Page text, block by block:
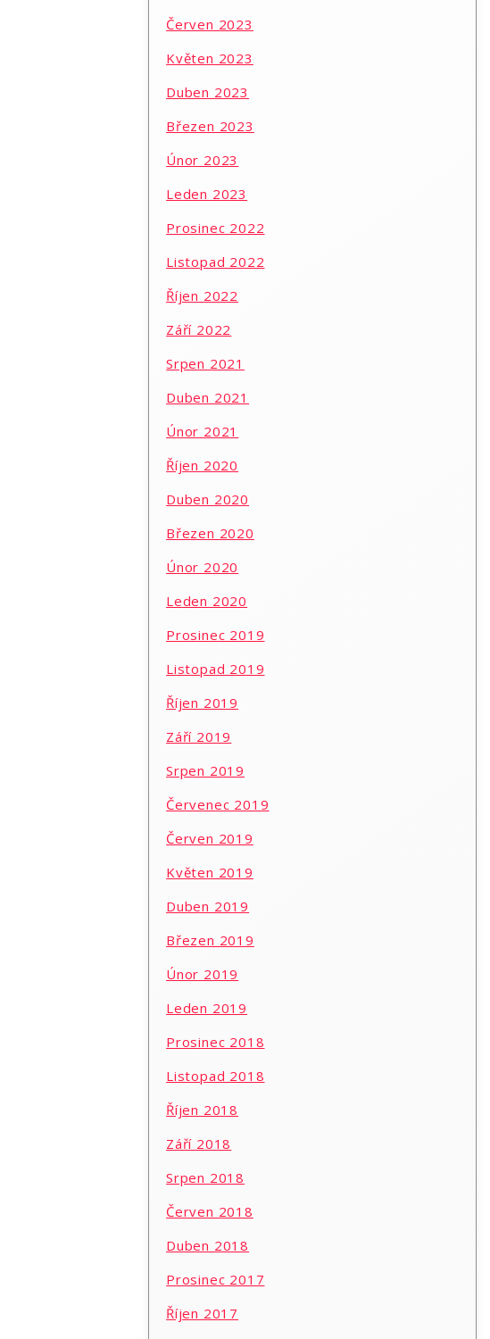
Červen 2023
Květen 2023
Duben 2023
Březen 2023
Únor 2023
Leden 2023
Prosinec 2022
Listopad 2022
Říjen 2022
Září 2022
Srpen 2021
Duben 2021
Únor 2021
Říjen 2020
Duben 2020
Březen 2020
Únor 2020
Leden 2020
Prosinec 2019
Listopad 2019
Říjen 2019
Září 2019
Srpen 2019
Červenec 2019
Červen 2019
Květen 2019
Duben 2019
Březen 2019
Únor 2019
Leden 2019
Prosinec 2018
Listopad 2018
Říjen 2018
Září 2018
Srpen 2018
Červen 2018
Duben 2018
Prosinec 2017
Říjen 2017